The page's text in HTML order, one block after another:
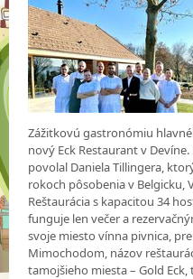
Zážitkovú gastronómiu
nový Eck Restaurant v
povolal Daniela Tillingera,
rokoch pôsobenia v Belgicku,
Reštaurácia s kapacitou 34
funguje len večer a
svoje miesto vínna pivnica,
Mimochodom, názov
tamojšieho miesta – Gold